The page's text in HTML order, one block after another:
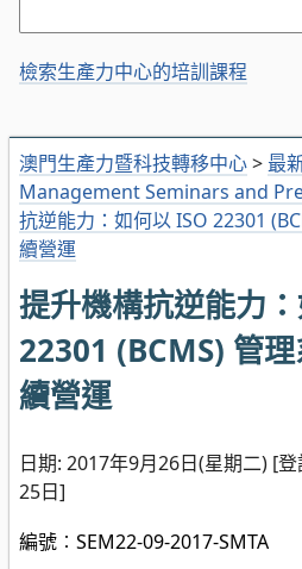
澳門生產力暨科技轉移中心> 最
Management Seminars and
抗逆能力：如何以 ISO 22301
續營運
提升機構抗逆能力
22301 (BCMS) 管
續營運
日期: 2017年9月26日(星期二) [
25日]
編號︰SEM22-09-2017-SMTA
檢索生產力中心的培訓課程